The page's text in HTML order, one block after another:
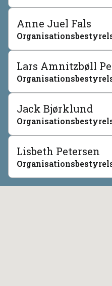
Anne Juel Fals
Lars Amnitzbøll
Jack Bjørklund
Lisbeth Petersen